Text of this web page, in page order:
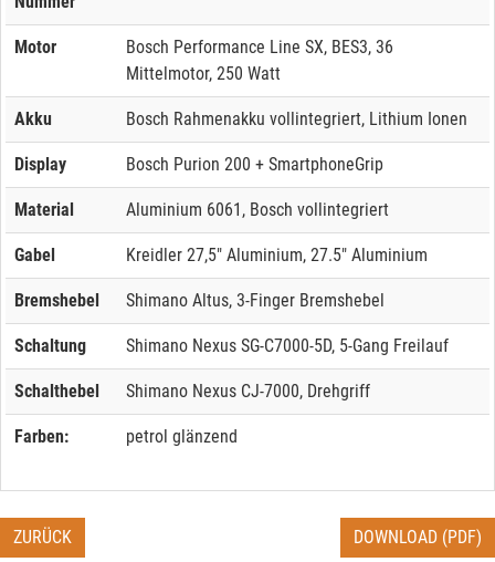
Motor
Bosch Performance Line SX, BES3, 36
Mittelmotor, 250 Watt
Akku Bosch Rahmenakku vollintegriert, Lithium Ionen
Display Bosch Purion 200 + SmartphoneGrip
Material Aluminium 6061, Bosch vollintegriert
Gabel Kreidler 27,5" Aluminium, 27.5" Aluminium
Bremshebel Shimano Altus, 3-Finger Bremshebel
Schaltung Shimano Nexus SG-C7000-5D, 5-Gang Freilauf
Schalthebel Shimano Nexus CJ-7000, Drehgriff
Farben: petrol glänzend
ZURÜCK DOWNLOAD (PDF)